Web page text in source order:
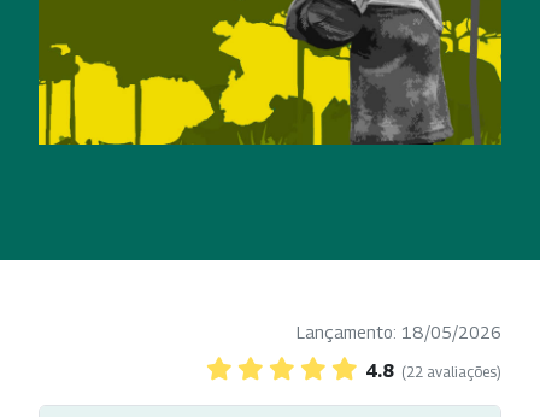
Lançamento: 18/05/2026
4.8 (22 avaliações)